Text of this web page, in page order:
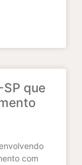
que
com